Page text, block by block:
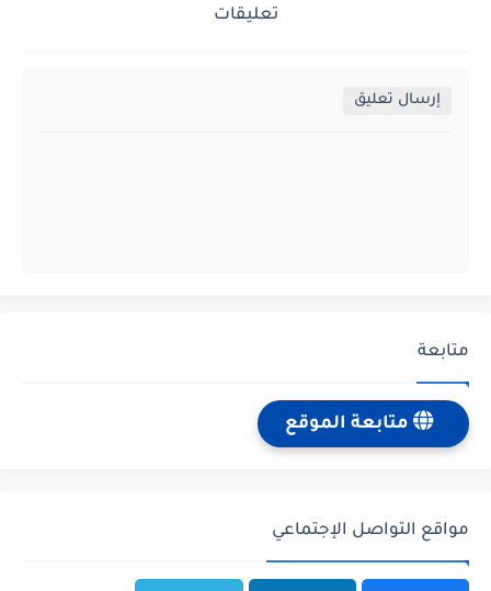
تعليقات
إرسال تعليق
متابعة
متابعة الموقع
مواقع التواصل الإجتماعي